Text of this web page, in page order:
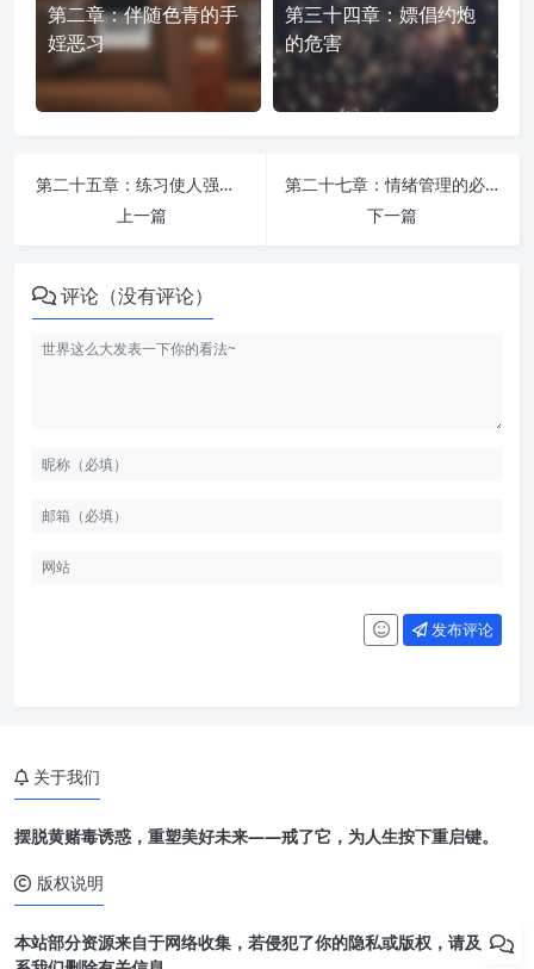
第二章：伴随色青的手
婬恶习
第三十四章：嫖倡约炮
的危害
第二十五章：练习使人强大，练习断念，积累实力，决胜实战！
上一篇
第二十七章：情绪管理的必要性
下一篇
评论（没有评论）
发布评论
关于我们
摆脱黄赌毒诱惑，重塑美好未来——戒了它，为人生按下重启键。
版权说明
本站部分资源来自于网络收集，若侵犯了你的隐私或版权，请及时联